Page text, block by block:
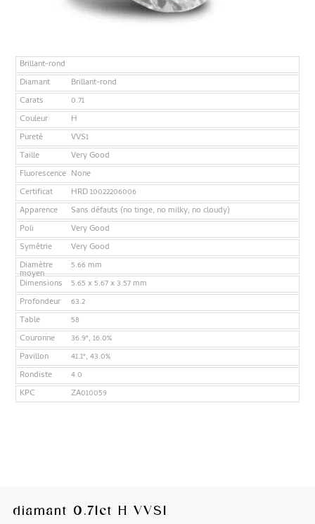
Brillant-rond
Diamant
Brillant-rond
Carats
0.71
Couleur
H
Pureté
VVS1
Taille
Very Good
Fluorescence None
Certificat
HRD 10022206006
Apparence
Sans défauts (no tinge, no milky, no cloudy)
Poli
Very Good
Symétrie
Very Good
Diamètre
moyen
5.66 mm
Dimensions
5.65 x 5.67 x 3.57 mm
Profondeur
63.2
Table
58
Couronne
36.9°, 16.0%
Pavillon
41.1°, 43.0%
Rondiste
4.0
KPC
ZA010059
diamant 0.71ct H VVS1